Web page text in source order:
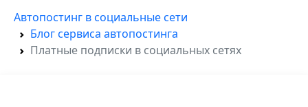
Автопостинг в социальные сети
Блог сервиса автопостинга
Платные подписки в социальных сетях